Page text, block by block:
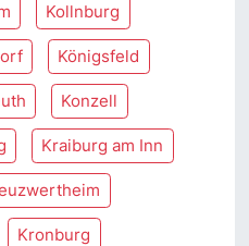
Kollnburg
Königsfeld
Konzell
Kraiburg am Inn
Kronburg